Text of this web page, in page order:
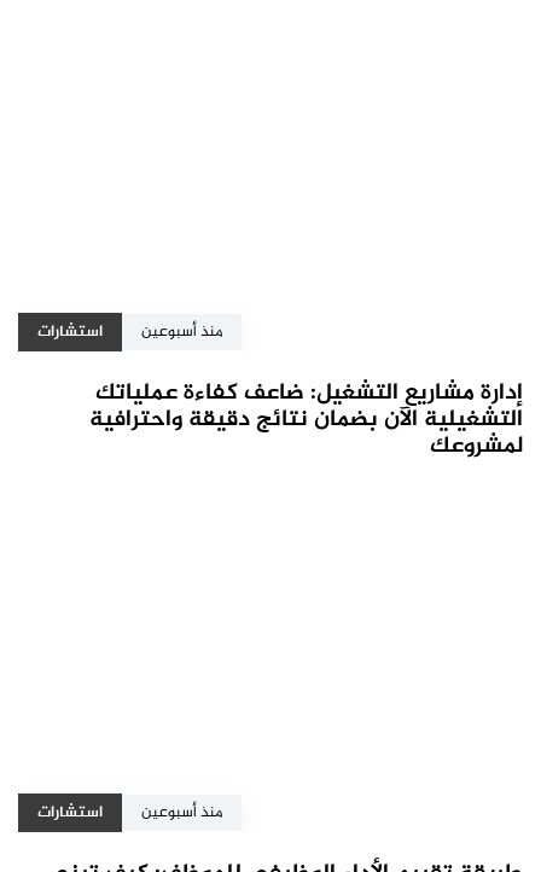
منذ أسبوعين استشارات
إدارة مشاريع التشغيل: ضاعف كفاءة عملياتك
التشغيلية الآن بضمان نتائج دقيقة واحترافية
لمشروعك
منذ أسبوعين استشارات